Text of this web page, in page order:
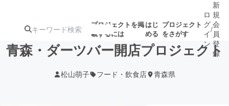
プロジェクトを掲
載するには
はじ
める
プロジェクト
をさがす
ロ
グ
イ
ン
/
新
規
会
員
登
録
青森・ダーツバー開店プロジェクト
松山萌子 フード・飲食店 青森県